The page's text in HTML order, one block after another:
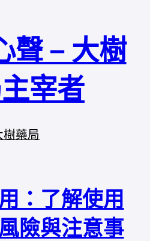
聲 – 大樹
宰者
樹藥局
：了解使用
險與注意事